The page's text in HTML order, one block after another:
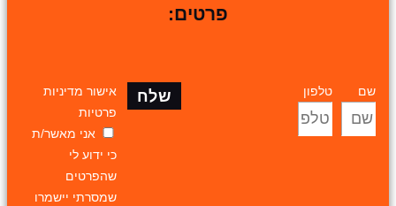
פרטים:
שם טלפון
אישור מדיניות
פרטיות
אני מאשר/ת
כי ידוע לי
שהפרטים
שמסרתי יישמרו
שלח